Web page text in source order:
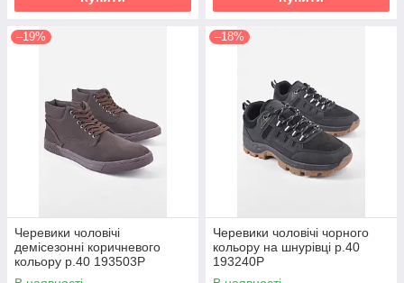
–19%
Черевики чоловічі
демісезонні коричневого
кольору р.40 193503P
–18%
Черевики чоловічі чорного
кольору на шнурівці р.40
193240P